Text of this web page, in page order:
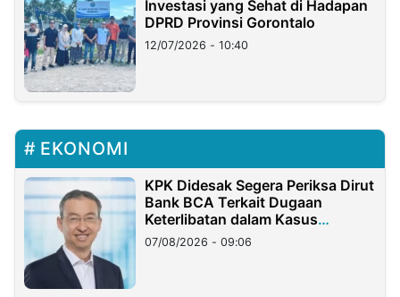
Investasi yang Sehat di Hadapan
DPRD Provinsi Gorontalo
12/07/2026 - 10:40
EKONOMI
KPK Didesak Segera Periksa Dirut
Bank BCA Terkait Dugaan
Keterlibatan dalam Kasus
Hilangnya Dana Nasabah Rp2,58
Miliar
07/08/2026 - 09:06